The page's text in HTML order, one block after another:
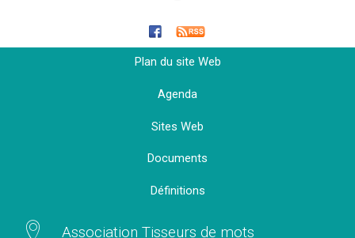
Plan du site Web
Agenda
Sites Web
Documents
Définitions
Association Tisseurs de mots